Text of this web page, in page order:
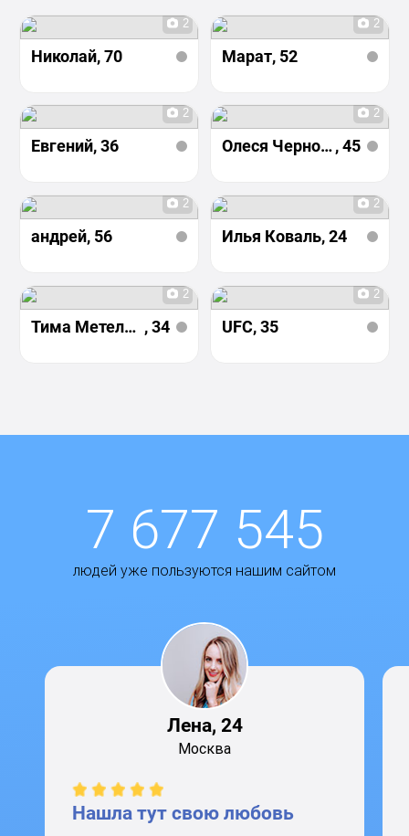
2
Николай, 70
2
Марат, 52
2
Евгений, 36
2
Олеся Чернова, 45
2
андрей, 56
2
Илья Коваль, 24
2
Тима Метельников , 34
2
UFC, 35
7 677 545
людей уже пользуются нашим сайтом
Лена, 24
Москва
Нашла тут свою любовь